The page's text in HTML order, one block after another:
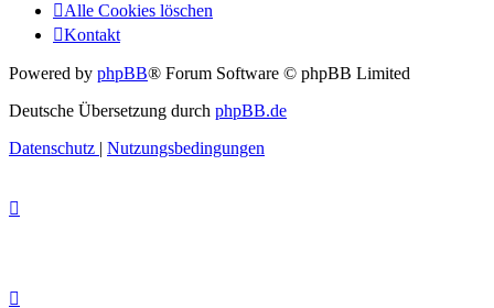
Alle Cookies löschen
Kontakt
Powered by phpBB® Forum Software © phpBB Limited
Deutsche Übersetzung durch phpBB.de
Datenschutz | Nutzungsbedingungen